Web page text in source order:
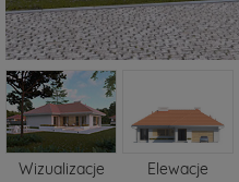
Wizualizacje Elewacje